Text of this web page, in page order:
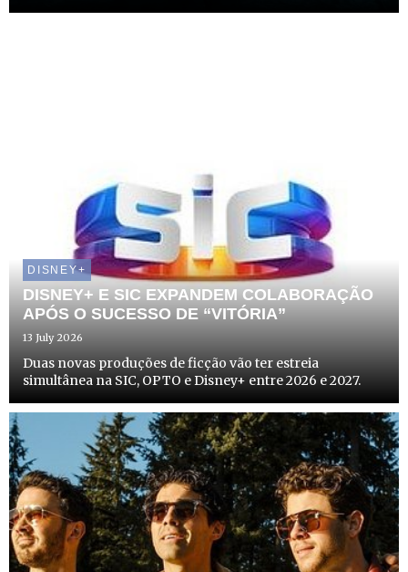
DISNEY+
DISNEY+ E SIC EXPANDEM COLABORAÇÃO
APÓS O SUCESSO DE “VITÓRIA”
13 July 2026
Duas novas produções de ficção vão ter estreia
simultânea na SIC, OPTO e Disney+ entre 2026 e 2027.